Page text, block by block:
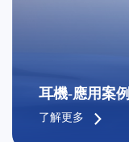
耳機-應用案例
了解更多